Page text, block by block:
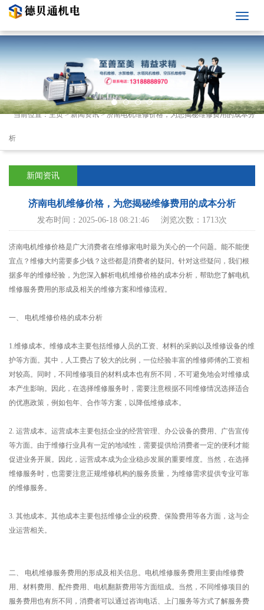
当前位置：主页>新闻资讯>济南电机维修价格，为您揭秘维修费用的成本分
析
新闻资讯
济南电机维修价格，为您揭秘维修费用的成本分析
发布时间：2025-06-18 08:21:46 浏览次数：1713次
济南电机维修价格是广大消费者在维修家电时最为关心的一个问题。能不能便
宜点？维修大约需要多少钱？这些都是消费者的疑问。针对这些疑问，我们根
据多年的维修经验，为您深入解析电机维修价格的成本分析，帮助您了解电机
维修服务费用的形成及相关的维修方案和维修流程。
一、 电机维修价格的成本分析
1.维修成本。维修成本主要包括维修人员的工资、材料的采购以及维修设备的维
护等方面。其中，人工费占了较大的比例，一位经验丰富的维修师傅的工资相
对较高。同时，不同维修项目的材料成本也有所不同，不可避免地会对维修成
本产生影响。因此，在选择维修服务时，需要注意根据不同维修情况选择适合
的优惠政策，例如包年、合作等方案，以降低维修成本。
2. 运营成本。运营成本主要包括企业的经营管理、办公设备的费用、广告宣传
等方面。由于维修行业具有一定的地域性，需要提供给消费者一定的便利才能
促进业务开展。因此，运营成本成为企业稳步发展的重要维度。当然，在选择
维修服务时，也需要注意正规维修机构的服务质量，为维修需求提供专业可靠
的维修服务。
3. 其他成本。其他成本主要包括维修企业的税费、保险费用等各方面，这与企
业运营相关。
二、 电机维修服务费用的形成及相关信息。电机维修服务费用主要由维修费
用、材料费用、配件费用、电机翻新费用等方面组成。当然，不同维修项目的
服务费用也有所不同，消费者可以通过咨询电话、上门服务等方式了解服务费